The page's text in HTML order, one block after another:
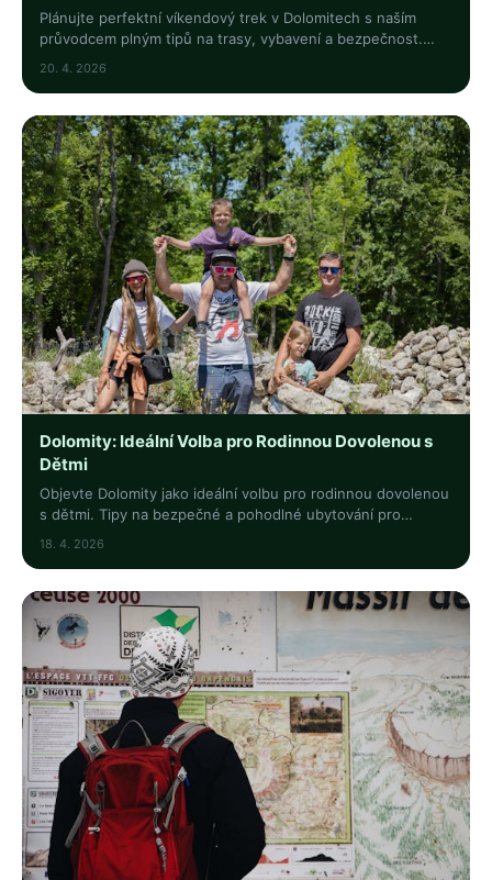
Plánujte perfektní víkendový trek v Dolomitech s naším
průvodcem plným tipů na trasy, vybavení a bezpečnost.
20. 4. 2026
Dolomity: Ideální Volba pro Rodinnou Dovolenou s
Dětmi
Objevte Dolomity jako ideální volbu pro rodinnou dovolenou
s dětmi. Tipy na bezpečné a pohodlné ubytování pro
18. 4. 2026